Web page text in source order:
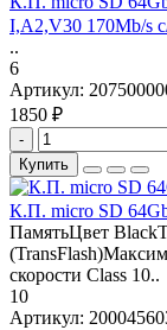
I,A2,V30 170Mb/s
..
6
Артикул:
1850 ₽
-
Купить
К.П. micro SD
ПамятьЦвет
скорости Class 10..
10
Артикул: